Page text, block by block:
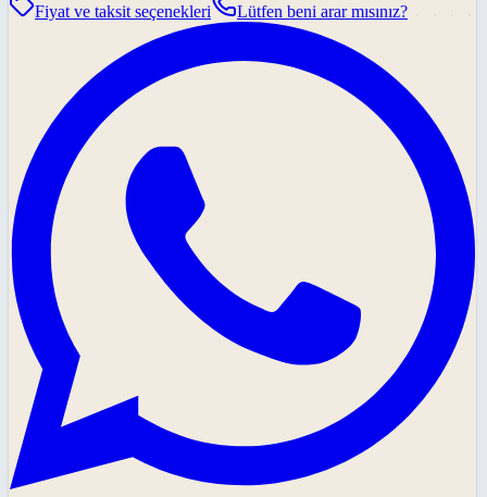
Fiyat ve taksit seçenekleri
Lütfen beni arar mısınız?